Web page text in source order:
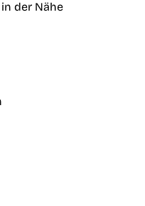
der Nähe